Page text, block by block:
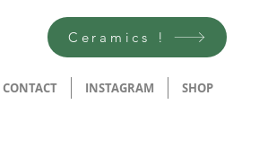
Ceramics !
CONTACT INSTAGRAM SHOP